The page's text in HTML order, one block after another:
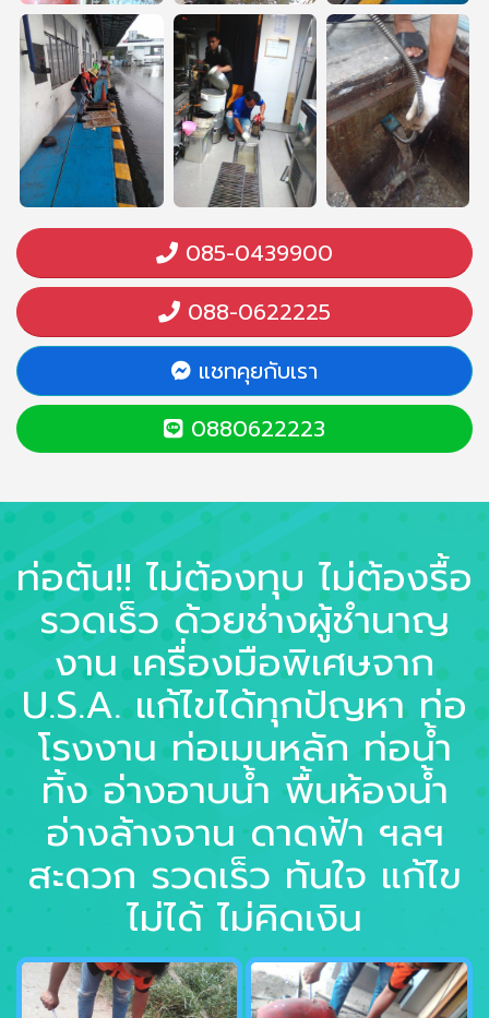
085-0439900
088-0622225
แชทคุยกับเรา
0880622223
ท่อตัน!! ไม่ต้องทุบ ไม่ต้องรื้อ
รวดเร็ว ด้วยช่างผู้ชำนาญ
งาน เครื่องมือพิเศษจาก
U.S.A. แก้ไขได้ทุกปัญหา ท่อ
โรงงาน ท่อเมนหลัก ท่อน้ำ
ทิ้ง อ่างอาบน้ำ พื้นห้องน้ำ
อ่างล้างจาน ดาดฟ้า ฯลฯ
สะดวก รวดเร็ว ทันใจ แก้ไข
ไม่ได้ ไม่คิดเงิน